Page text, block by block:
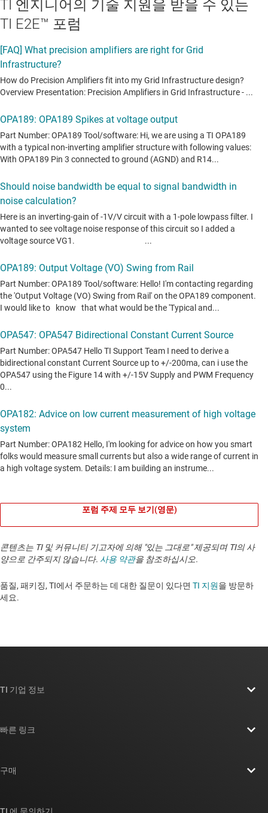
TI 엔지니어의 기술 지원을 받을 수 있는
TI E2E™ 포럼
포럼 주제 모두 보기(영문)
콘텐츠는 TI 및 커뮤니티 기고자에 의해 "있는 그대로" 제공되며 TI의 사
양으로 간주되지 않습니다. 사용 약관을 참조하십시오.
품질, 패키징, TI에서 주문하는 데 대한 질문이 있다면 TI 지원을 방문하
세요. ​​​​​​​​​​​​​​
TI 기업 정보
빠른 링크
대체품 검색
구매
TI 에 문의하기